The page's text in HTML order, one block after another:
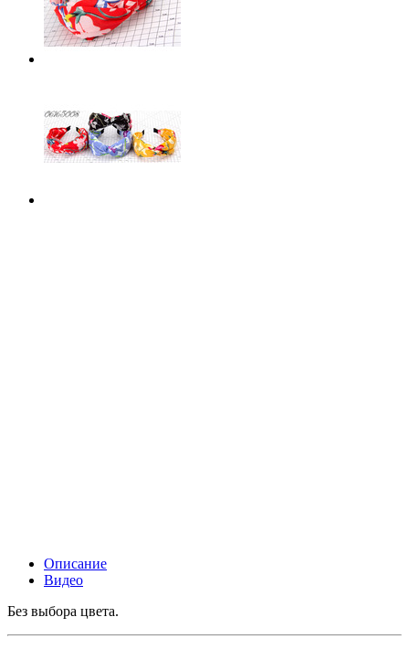
Описание
Видео
Без выбора цвета.